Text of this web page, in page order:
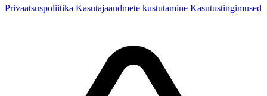
Privaatsuspoliitika Kasutajaandmete kustutamine Kasutustingimused